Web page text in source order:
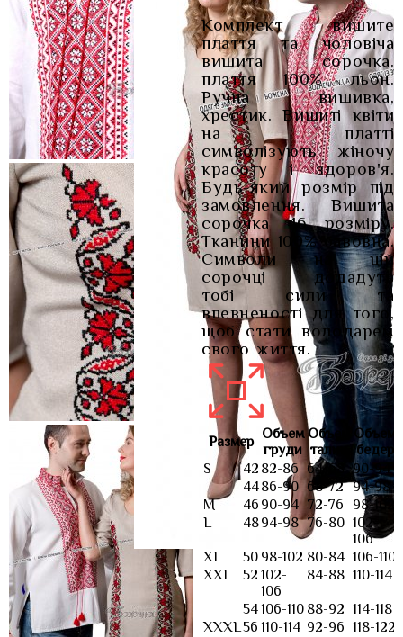
Комплект вишите
плаття та чоловіча
вишита сорочка.
плаття 100% льон.
Ручна вишивка,
хрестик. Вишиті квіти
на платті
символізують жіночу
красоту і здоров'я.
Будь-який розмір під
замовлення. Вишита
сорочка 46 розміру.
Тканини 100% бавовна.
Символи на цій
сорочці додадуть
тобі сили та
впевненості для того,
щоб стати володарем
свого життя.
Размер Объем
груди
Объем
талии
Объем
бедер
S
42 82-86 64-68
90-94
4486-90 68-72 94-98
M
46 90-94 72-76
98-102
L
4894-98 76-80 102-
106
XL
50 98-102 80-84 106-110
XXL
52 102-
106
84-88 110-114
54106-110 88-92 114-118
XXXL56 110-114 92-96 118-122